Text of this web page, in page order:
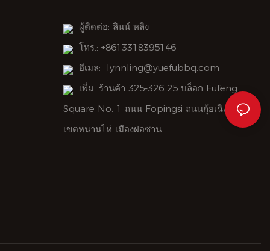
ผู้ติดต่อ: ลินน์ หลิง
โทร.: +8613318395146
อีเมล:
lynnling@yuefubbq.com
เพิ่ม: ร้านค้า 325-326 25 บล็อก Fufeng
Square No. 1 ถนน Fopingsi ถนนกุ้ยเฉิง
เขตหนานไห่ เมืองฝอซาน